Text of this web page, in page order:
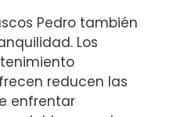
Pedro también
Los
reducen las
enfrentar